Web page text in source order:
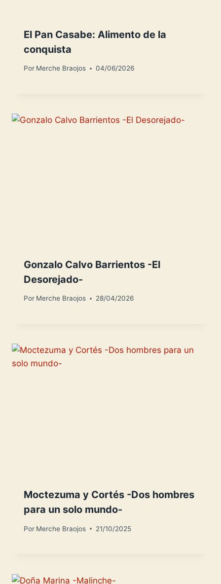
El Pan Casabe: Alimento de la
conquista
Por Merche Braojos 04/06/2026
Gonzalo Calvo Barrientos -El
Desorejado-
Por Merche Braojos 28/04/2026
Moctezuma y Cortés -Dos hombres
para un solo mundo-
Por Merche Braojos 21/10/2025